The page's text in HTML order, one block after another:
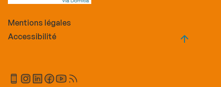
Mentions légales
Accessibilité